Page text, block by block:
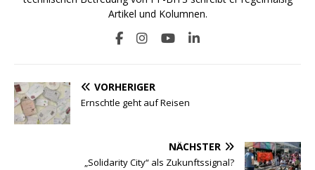
Artikel und Kolumnen.
VORHERIGER
Ernschtle geht auf Reisen
NÄCHSTER
„Solidarity City“ als Zukunftssignal?